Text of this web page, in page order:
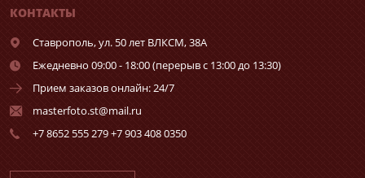
КОНТАКТЫ
Ставрополь,ул. 50 лет ВЛКСМ, 38А
Ежедневно 09:00 - 18:00 (перерыв с 13:00 до 13:30)
Прием заказов онлайн: 24/7
masterfoto.st@mail.ru
+7 8652 555 279 +7 903 408 0350